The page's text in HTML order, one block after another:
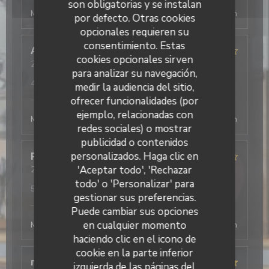
son obligatorias y se instalan
por defecto. Otras cookies
opcionales requieren su
consentimiento. Estas
cookies opcionales sirven
para analizar su navegación,
medir la audiencia del sitio,
ofrecer funcionalidades (por
ejemplo, relacionadas con
redes sociales) o mostrar
publicidad o contenidos
personalizados. Haga clic en
'Aceptar todo', 'Rechazar
todo' o 'Personalizar' para
gestionar sus preferencias.
Puede cambiar sus opciones
en cualquier momento
haciendo clic en el icono de
cookie en la parte inferior
Merci beaucoup ! Au plaisir de vous revoir, la direction
Antonio
2026-08-03 - 19:30 - Invitados 2
/5 Ambiente:4/5 Menú:5/5 Calidad / Precio
4
L'Office ha respondido a su opinión
Merci beaucoup ! Au plaisir de vous revoir, la direction
Philippe
D
2026-08-03
- 19:45 - Invitados 4
/5 Ambiente: 4/5 Menú: 4/5 Calidad / Precio
5
L'Office ha respondido a su opinión
Merci beaucoup ! Au plaisir de vous revoir, la direction
mathis